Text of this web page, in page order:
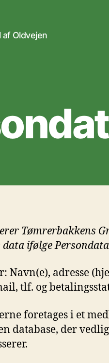
Oldvejen
Tømrerbakkens
ifølge
Navn(e), adresse
tlf. og
foretages i et
database, der